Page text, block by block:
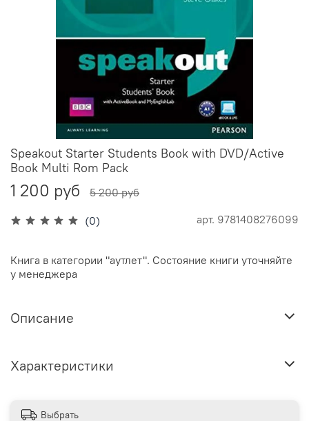
(0) арт. 9781408276099
Speakout Starter Students Book with DVD/Active
Book Multi Rom Pack
1 200 руб 5 200 руб
Книга в категории "аутлет". Состояние книги уточняйте
у менеджера
Описание
Характеристики
Выбрать